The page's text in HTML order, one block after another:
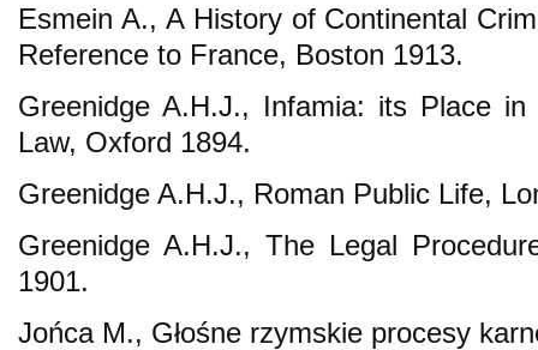
Esmein A., A History of Continental
Reference to France, Boston 1913.
Greenidge A.H.J., Infamia: its Place
Law, Oxford 1894.
Greenidge A.H.J., Roman Public Life,
Greenidge A.H.J., The Legal
1901.
Jońca M., Głośne rzymskie procesy